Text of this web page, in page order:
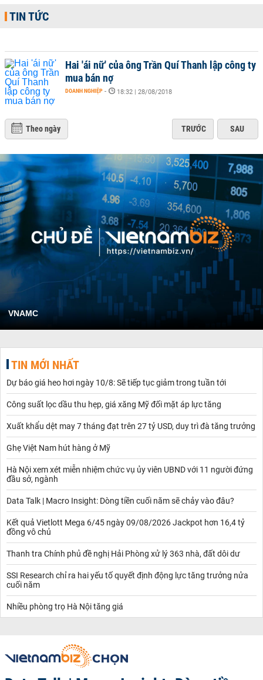
TIN TỨC
Hai 'ái nữ' của ông Trần Quí Thanh lập công ty
mua bán nợ
DOANH NGHIỆP - 18:32 | 28/08/2018
Theo ngày TRƯỚC SAU
VNAMC
TIN MỚI NHẤT
Dự báo giá heo hơi ngày 10/8: Sẽ tiếp tục giảm trong tuần tới
Công suất lọc dầu thu hẹp, giá xăng Mỹ đối mặt áp lực tăng
Xuất khẩu dệt may 7 tháng đạt trên 27 tỷ USD, duy trì đà tăng trưởng
Ghẹ Việt Nam hút hàng ở Mỹ
Hà Nội xem xét miễn nhiệm chức vụ ủy viên UBND với 11 người đứng
đầu sở, ngành
Data Talk | Macro Insight: Dòng tiền cuối năm sẽ chảy vào đâu?
Kết quả Vietlott Mega 6/45 ngày 09/08/2026 Jackpot hơn 16,4 tỷ
đồng vô chủ
Thanh tra Chính phủ đề nghị Hải Phòng xử lý 363 nhà, đất dôi dư
SSI Research chỉ ra hai yếu tố quyết định động lực tăng trưởng nửa
cuối năm
Nhiều phòng trọ Hà Nội tăng giá